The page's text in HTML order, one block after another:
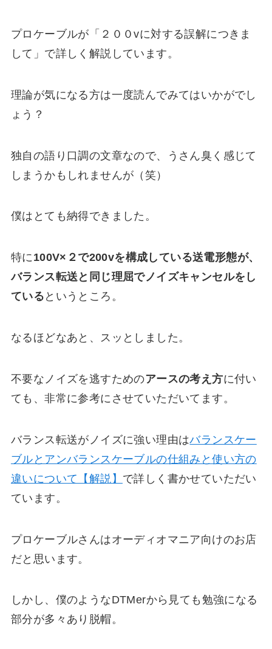
プロケーブルが「２００vに対する誤解につきま
して」で詳しく解説しています。
理論が気になる方は一度読んでみてはいかがでし
ょう？
独自の語り口調の文章なので、うさん臭く感じて
しまうかもしれませんが（笑）
僕はとても納得できました。
特に100V×２で200vを構成している送電形態が、
バランス転送と同じ理屈でノイズキャンセルをし
ている というところ。
なるほどなあと、スッとしました。
不要なノイズを逃すためのアースの考え方に付い
ても、非常に参考にさせていただいてます。
バランス転送がノイズに強い理由はバランスケー
ブルとアンバランスケーブルの仕組みと使い方の
違いについて【解説】 で詳しく書かせていただい
ています。
プロケーブルさんはオーディオマニア向けのお店
だと思います。
しかし、僕のようなDTMerから見ても勉強になる
部分が多々あり脱帽。